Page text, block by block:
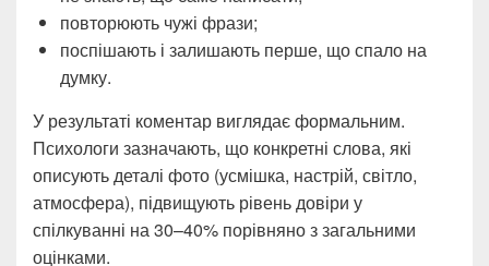
повторюють чужі фрази;
поспішають і залишають перше, що спало на
думку.
У результаті коментар виглядає формальним.
Психологи зазначають, що конкретні слова, які
описують деталі фото (усмішка, настрій, світло,
атмосфера), підвищують рівень довіри у
спілкуванні на 30–40% порівняно з загальними
оцінками.